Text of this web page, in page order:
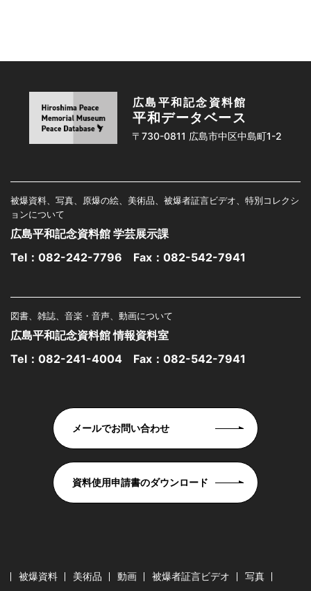
広島平和記念資料館
平和データベース
〒730-0811 広島市中区中島町1-2
被爆資料、写真、原爆の絵、美術品、被爆者証言ビデオ、特別コレクシ
ョンについて
広島平和記念資料館 学芸展示課
Tel： 082-242-7796 Fax：082-542-7941
図書、雑誌、音楽・音声、動画について
広島平和記念資料館 情報資料室
Tel： 082-241-4004 Fax：082-542-7941
メールでお問い合わせ
資料使用申請書のダウンロード
被爆資料 美術品 動画 被爆者証言ビデオ
写真